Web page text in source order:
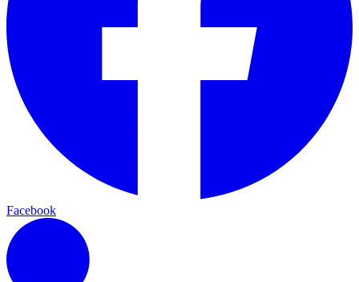
Facebook